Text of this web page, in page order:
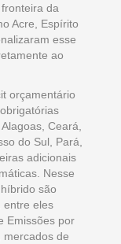
da
Acre, Espírito
esse
ao
orçamentário
Ceará,
do Sul, Pará,
adicionais
Nesse
são
entre eles
Emissões por
mercados de